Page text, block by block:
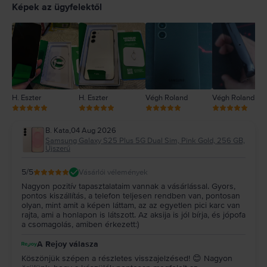
1
Képek az ügyfelektől
H. Eszter H. Eszter Végh Roland Végh Roland
B. Kata,04 Aug 2026
Samsung Galaxy S25 Plus 5G Dual Sim, Pink Gold, 256 GB,
Újszerű
5/5 Vásárlói vélemények
Nagyon pozitív tapasztalataim vannak a vásárlással. Gyors,
pontos kiszállítás, a telefon teljesen rendben van, pontosan
olyan, mint amit a képen láttam, az az egyetlen pici karc van
rajta, ami a honlapon is látszott. Az aksija is jól bírja, és jópofa
a csomagolás, amiben érkezett:)
A Rejoy válasza
Köszönjük szépen a részletes visszajelzésed! 😊 Nagyon